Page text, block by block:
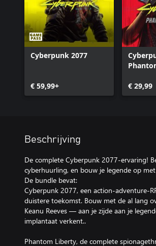
Cyberpunk 2077
€ 59,99+ € 29,99
Beschrijving
De complete Cyberpunk 2077-ervaring!
cyberhuurling, en bouw je legende op
De bundle bevat:
Cyberpunk 2077, een action-adventure-
duistere toekomst. Bouw met de al lang
Keanu Reeves — aan je zijde aan je
implantaat verkent..
Phantom Liberty, de complete